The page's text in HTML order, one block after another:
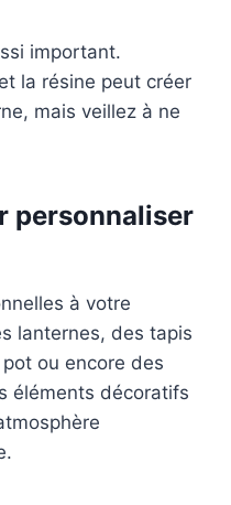
important.
la résine peut créer
mais veillez à ne
personnaliser
à votre
lanternes, des tapis
ou encore des
éléments décoratifs